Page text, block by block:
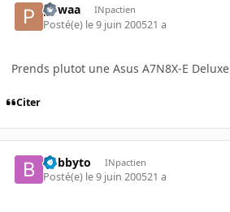
powaa INpactien
Posté(e) le 9 juin 200521 a
Prends plutot une Asus A7N8X-E Deluxe
Citer
bobbyto INpactien
Posté(e) le 9 juin 200521 a